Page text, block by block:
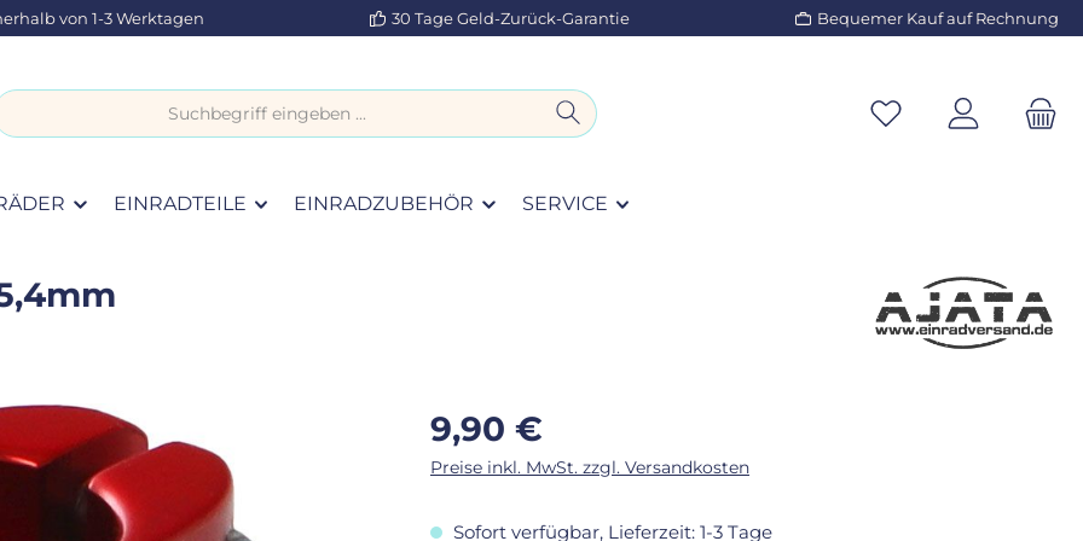
von 1-3 Werktagen 30 Tage Geld-Zurück-Garantie Bequemer Kauf auf Rechnung
EINRADTEILE EINRADZUBEHÖR SERVICE
Regulärer Preis:
9,90 €
Preise inkl. MwSt. zzgl. Versandkosten
Sofort verfügbar, Lieferzeit: 1-3 Tage